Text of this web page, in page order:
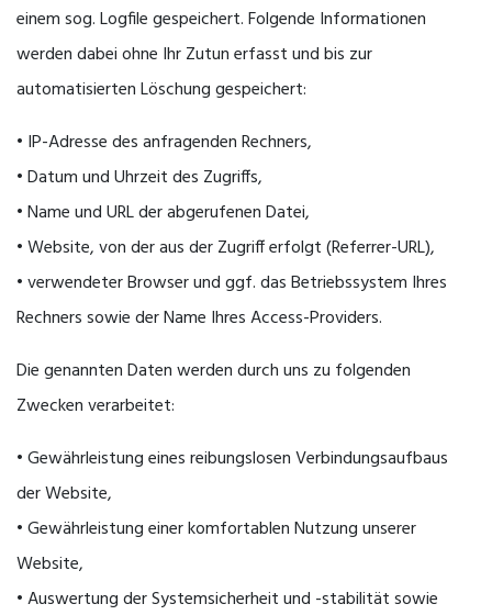
einem sog. Logfile gespeichert. Folgende Informationen
werden dabei ohne Ihr Zutun erfasst und bis zur
automatisierten Löschung gespeichert:
• IP-Adresse des anfragenden Rechners,
• Datum und Uhrzeit des Zugriffs,
• Name und URL der abgerufenen Datei,
• Website, von der aus der Zugriff erfolgt (Referrer-URL),
• verwendeter Browser und ggf. das Betriebssystem Ihres
Rechners sowie der Name Ihres Access-Providers.
Die genannten Daten werden durch uns zu folgenden
Zwecken verarbeitet:
• Gewährleistung eines reibungslosen Verbindungsaufbaus
der Website,
• Gewährleistung einer komfortablen Nutzung unserer
Website,
• Auswertung der Systemsicherheit und -stabilität sowie